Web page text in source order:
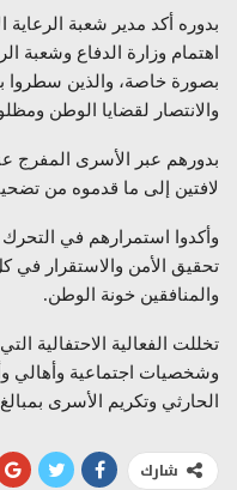
بدوره أكد مدير شعبة
اهتمام وزارة الدفاع وشعبة
بصورة خاصة، والذين سطروا
والانتصار لقضايا الوطن
بدورهم عبر الأسرى المفرج
لافتين إلى ما قدموه من
وأكدوا استمرارهم في
تحقيق الأمن والاستقرار في
والمنافقين خونة الوطن.
تخللت الفعالية الاحتفالية
وشخصيات اجتماعية وأهالي
الحارثي وتكريم الأسرى
شارك